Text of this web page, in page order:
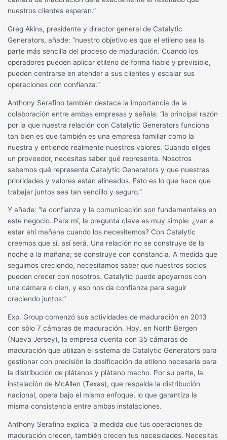
nuestros clientes esperan.”
Greg Akins, presidente y director general de Catalytic
Generators, añade: “nuestro objetivo es que el etileno sea la
parte más sencilla del proceso de maduración. Cuando los
operadores pueden aplicar etileno de forma fiable y previsible,
pueden centrarse en atender a sus clientes y escalar sus
operaciones con confianza.”
Anthony Serafino también destaca la importancia de la
colaboración entre ambas empresas y señala: “la principal razón
por la que nuestra relación con Catalytic Generators funciona
tan bien es que también es una empresa familiar como la
nuestra y entiende realmente nuestros valores. Cuando eliges
un proveedor, necesitas saber qué representa. Nosotros
sabemos qué representa Catalytic Generators y que nuestras
prioridades y valores están alineados. Esto es lo que hace que
trabajar juntos sea tan sencillo y seguro.”
Y añade: “la confianza y la comunicación son fundamentales en
este negocio. Para mí, la pregunta clave es muy simple: ¿van a
estar ahí mañana cuando los necesitemos? Con Catalytic
creemos que sí, así será. Una relación no se construye de la
noche a la mañana; se construye con constancia. A medida que
seguimos creciendo, necesitamos saber que nuestros socios
pueden crecer con nosotros. Catalytic puede apoyarnos con
una cámara o cien, y eso nos da confianza para seguir
creciendo juntos.”
Exp. Group comenzó sus actividades de maduración en 2013
con sólo 7 cámaras de maduración. Hoy, en North Bergen
(Nueva Jersey), la empresa cuenta con 35 cámaras de
maduración que utilizan el sistema de Catalytic Generators para
gestionar con precisión la dosificación de etileno necesaria para
la distribución de plátanos y plátano macho. Por su parte, la
instalación de McAllen (Texas), que respalda la distribución
nacional, opera bajo el mismo enfoque, lo que garantiza la
misma consistencia entre ambas instalaciones.
Anthony Serafino explica “a medida que tus operaciones de
maduración crecen, también crecen tus necesidades. Necesitas